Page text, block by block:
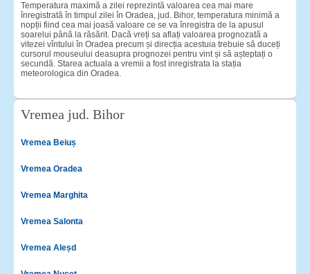
Temperatura maximă a zilei reprezintă valoarea cea mai mare
înregistrată în timpul zilei în Oradea, jud. Bihor, temperatura minimă a
nopții fiind cea mai joasă valoare ce se va înregistra de la apusul
soarelui până la răsărit. Dacă vreți sa aflați valoarea prognozată a
vitezei vîntului în Oradea precum și direcția acestuia trebuie să duceți
cursorul mouseului deasupra prognozei pentru vint și să așteptați o
secundă. Starea actuala a vremii a fost inregistrata la stația
meteorologica din Oradea.
Vremea jud. Bihor
Vremea Beiuș
Vremea Oradea
Vremea Marghita
Vremea Salonta
Vremea Aleșd